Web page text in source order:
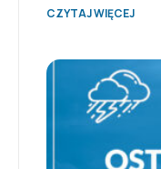
CZYTAJ WIĘCEJ